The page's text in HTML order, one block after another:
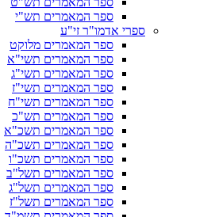
ספר המאמרים תש"י
ספרי אדמו"ר זי"ע
ספר המאמרים מלוקט
ספר המאמרים תשי"א
ספר המאמרים תשי"ג
ספר המאמרים תשי"ז
ספר המאמרים תשי"ח
ספר המאמרים תש"כ
ספר המאמרים תשכ"א
ספר המאמרים תשכ"ה
ספר המאמרים תשכ"ו
ספר המאמרים תשל"ב
ספר המאמרים תשל"ג
ספר המאמרים תשל"ז